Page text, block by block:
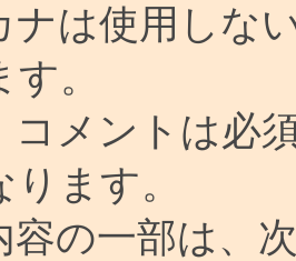
ナは使用しな
。
コメントは必
ます。
容の一部は、